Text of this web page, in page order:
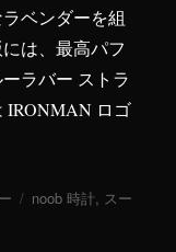
ベンダーを組
は、最高パフ
ラバー ストラ
IRONMAN ロゴ
タ
noob 時計, スー